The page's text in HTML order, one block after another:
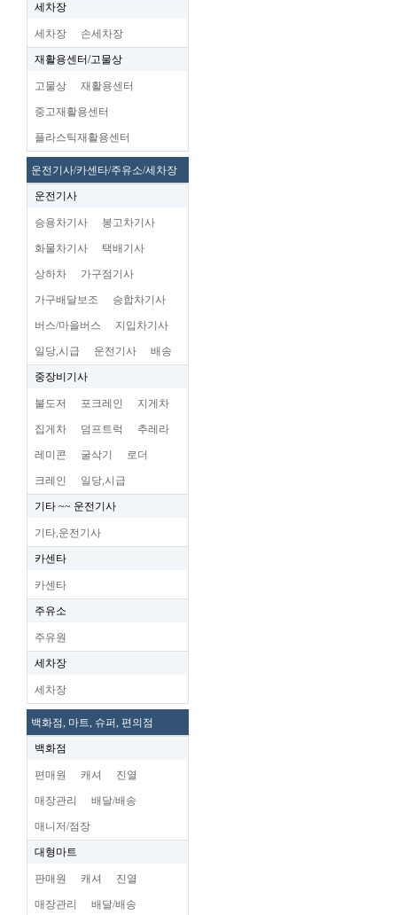
세차장
세차장 손세차장
재활용센터/고물상
고물상 재활용센터
중고재활용센터
플라스틱재활용센터
운전기사/카센타/주유소/세차장
운전기사
승용차기사 봉고차기사
화물차기사 택배기사
상하차 가구점기사
가구배달보조 승합차기사
버스/마을버스 지입차기사
일당,시급 운전기사 배송
중장비기사
불도저 포크레인 지게차
집게차 덤프트럭 추레라
레미콘 굴삭기 로더
크레인 일당,시급
기타 ~~ 운전기사
기타,운전기사
카센타
카센타
주유소
주유원
세차장
세차장
백화점, 마트, 슈퍼, 편의점
백화점
편매원 캐셔 진열
매장관리 배달/배송
매니저/점장
대형마트
판매원 캐셔 진열
매장관리 배달/배송